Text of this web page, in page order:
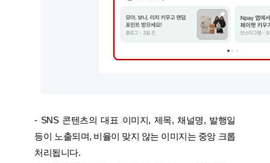
- SNS 콘텐츠의 대표 이미지, 제목, 채널명, 발행일
등이 노출되며, 비율이 맞지 않는 이미지는 중앙 크롭
처리됩니다.